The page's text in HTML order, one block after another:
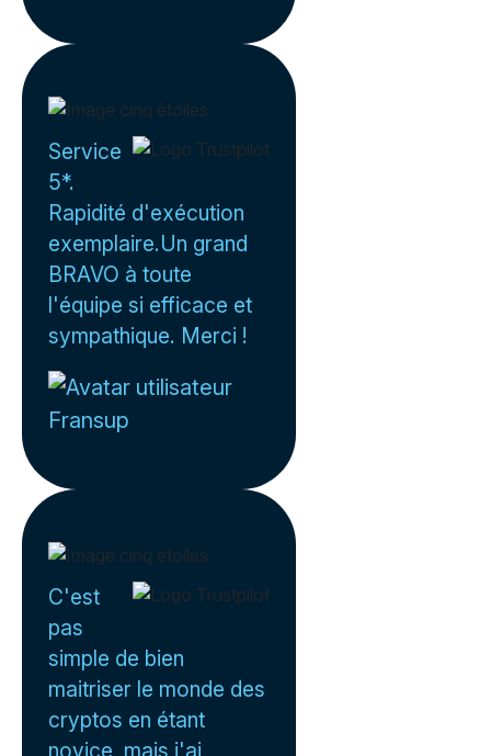
Service
5*.
Rapidité d'exécution
exemplaire.Un grand
BRAVO à toute
l'équipe si efficace et
sympathique. Merci !
Fransup
C'est
pas
simple de bien
maitriser le monde des
cryptos en étant
novice, mais j'ai